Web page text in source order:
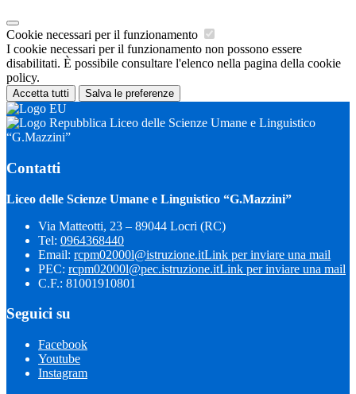
Cookie necessari per il funzionamento
I cookie necessari per il funzionamento non possono essere
disabilitati. È possibile consultare l'elenco nella pagina della cookie
policy.
Accetta tutti Salva le preferenze
Liceo delle Scienze Umane e Linguistico
“G.Mazzini”
Contatti
Liceo delle Scienze Umane e Linguistico “G.Mazzini”
Via Matteotti, 23 – 89044 Locri (RC)
Tel: 0964368440
Email: rcpm02000l@istruzione.itLink per inviare una mail
PEC: rcpm02000l@pec.istruzione.itLink per inviare una mail
C.F.: 81001910801
Seguici su
Facebook
Youtube
Instagram